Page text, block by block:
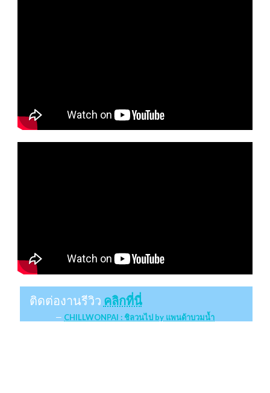
ติดต่องานรีวิว คลิกที่นี่
CHILLWONPAI : ชิลวนไป by แพนด้าบวมน้ำ